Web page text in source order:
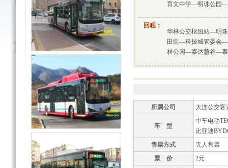
育文中学—明珠公园—
回程：
华林公交枢纽站—明
田街—科技城管委会
林公园—泰达慧谷—
所属公司 大连公交客
车 型
中车电动
比亚迪
售票方式
无人售票
票 价
2元